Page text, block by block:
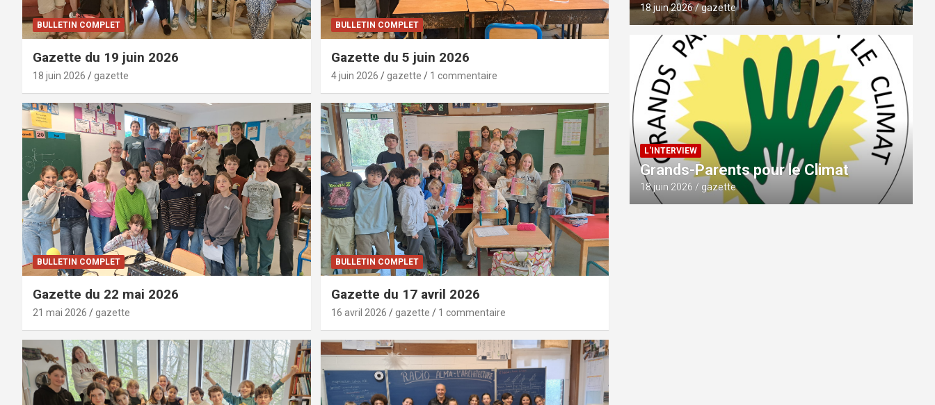
BULLETIN COMPLET
Gazette du 19 juin 2026
18 juin 2026 gazette
BULLETIN COMPLET
Gazette du 5 juin 2026
4 juin 2026 gazette 1 commentaire
BULLETIN COMPLET
Gazette du 22 mai 2026
21 mai 2026 gazette
BULLETIN COMPLET
Gazette du 17 avril 2026
16 avril 2026 gazette 1 commentaire
18 juin 2026 gazette
L'INTERVIEW
Grands-Parents pour le Climat
18 juin 2026 gazette